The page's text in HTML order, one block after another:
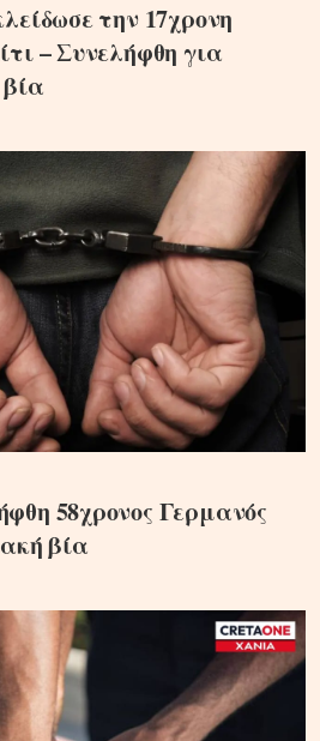
την 17χρονη
– Συνελήφθη για
58χρονος Γερμανός
βία